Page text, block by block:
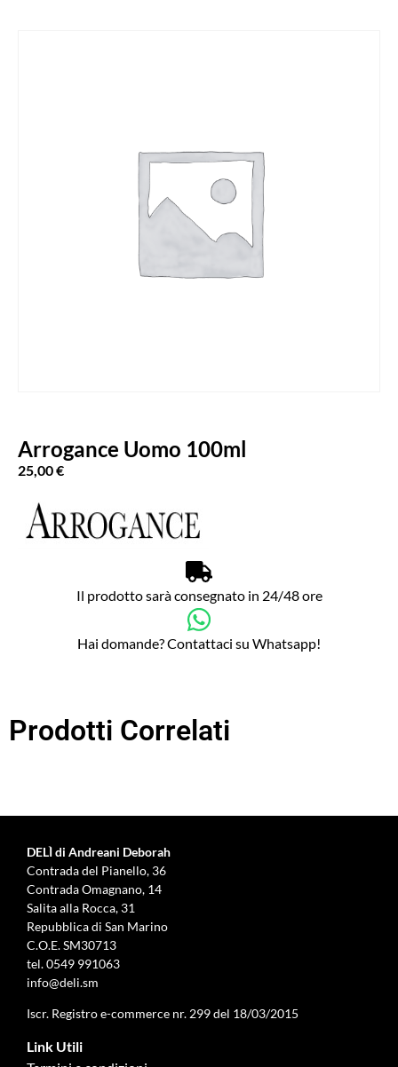
Arrogance Uomo 100ml
25,00€
Il prodotto sarà consegnato in 24/48 ore
Hai domande? Contattaci su Whatsapp!
Prodotti Correlati
DELÌ di Andreani Deborah
Contrada del Pianello, 36
Contrada Omagnano, 14
Salita alla Rocca, 31
Repubblica di San Marino
C.O.E. SM30713
tel.0549 991063
info@deli.sm
Iscr. Registro e-commerce nr. 299 del 18/03/2015
Link Utili